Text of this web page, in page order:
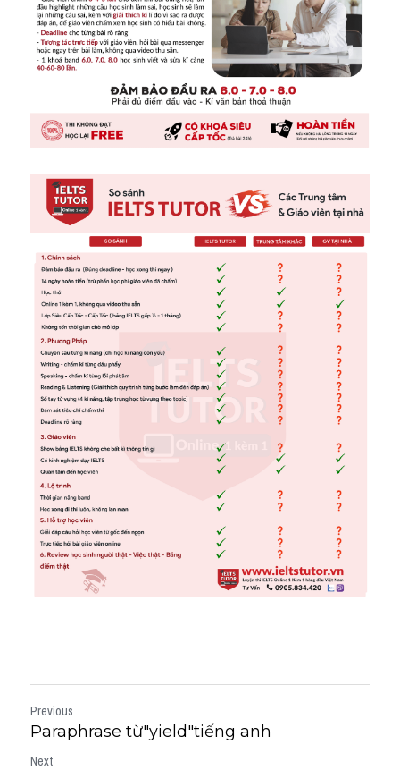
Previous
Paraphrase từ"yield"tiếng anh
Next